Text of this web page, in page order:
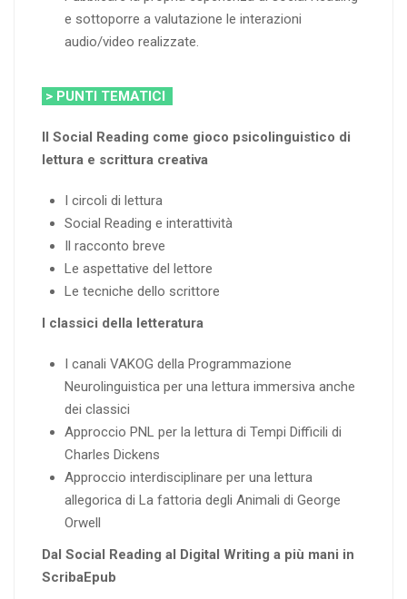
e sottoporre a valutazione le interazioni
audio/video realizzate.
> PUNTI TEMATICI
Il Social Reading come gioco psicolinguistico di
lettura e scrittura creativa
I circoli di lettura
Social Reading e interattività
Il racconto breve
Le aspettative del lettore
Le tecniche dello scrittore
I classici della letteratura
I canali VAKOG della Programmazione
Neurolinguistica per una lettura immersiva anche
dei classici
Approccio PNL per la lettura di Tempi Difficili di
Charles Dickens
Approccio interdisciplinare per una lettura
allegorica di La fattoria degli Animali di George
Orwell
Dal Social Reading al Digital Writing a più mani in
ScribaEpub